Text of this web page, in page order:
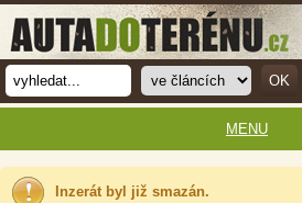
Inzerát byl již smazán.
MENU